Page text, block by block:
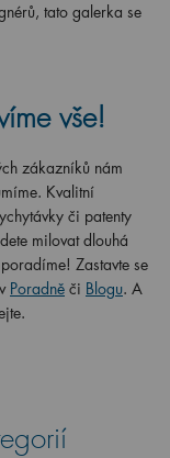
tato galerka se
vše!
zákazníků nám
Kvalitní
či patenty
milovat dlouhá
Zastavte se
Poradně či Blogu. A